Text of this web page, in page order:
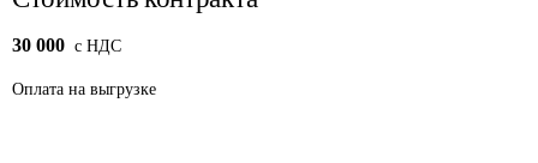
30 000 c НДС
Оплата на выгрузке